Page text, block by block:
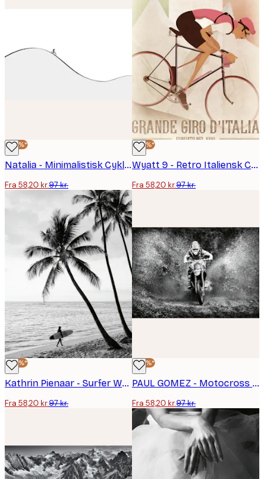
-40%*
Natalia - Minimalistisk Cyklist Bakkebestigning Plakat
Fra 58,20 kr.97 kr.
-40%*
Wyatt 9 - Retro Italiensk Cyklist Plakat
Fra 58,20 kr.97 kr.
-40%*
Kathrin Pienaar - Surfer Walk Plakat
Fra 58,20 kr.97 kr.
-40%*
PAUL GOMEZ - Motocross Muddersprøjt Plakat
Fra 58,20 kr.97 kr.